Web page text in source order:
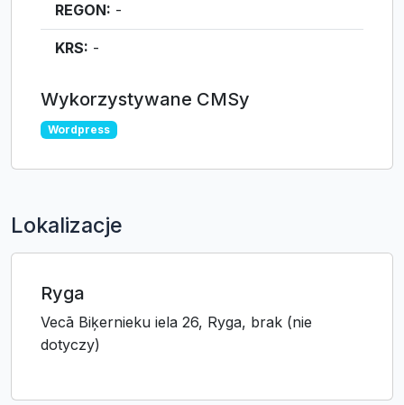
REGON: -
KRS: -
Wykorzystywane CMSy
Wordpress
Lokalizacje
Ryga
Vecā Biķernieku iela 26, Ryga, brak (nie
dotyczy)